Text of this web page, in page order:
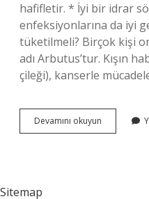
hafifletir. * İyi bir idrar
enfeksiyonlarına da iyi
tüketilmeli? Birçok kişi
adı Arbutus’tur. Kışın
çileği), kanserle
Devamını okuyun Kocayemiş
Meyvesinden
Sitemap